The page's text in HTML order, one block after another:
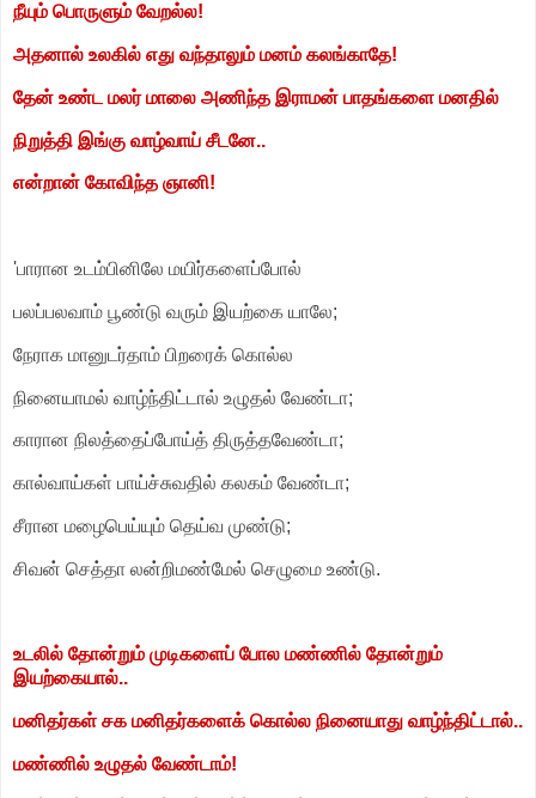
நீயும் பொருளும் வேறல்ல!
அதனால் உலகில் எது வந்தாலும் மனம் கலங்காதே!
தேன் உண்ட மலர் மாலை அணிந்த இராமன் பாதங்களை மனதில்
நிறுத்தி இங்கு வாழ்வாய் சீடனே..
என்றான் கோவிந்த ஞானி!
'பாரான உடம்பினிலே மயிர்களைப்போல்
பலப்பலவாம் பூண்டு வரும் இயற்கை யாலே;
நேராக மானுடர்தாம் பிறரைக் கொல்ல
நினையாமல் வாழ்ந்திட்டால் உழுதல் வேண்டா;
காரான நிலத்தைப்போய்த் திருத்தவேண்டா;
கால்வாய்கள் பாய்ச்சுவதில் கலகம் வேண்டா;
சீரான மழைபெய்யும் தெய்வ முண்டு;
சிவன் செத்தா லன்றிமண்மேல் செழுமை உண்டு.
உடலில் தோன்றும் முடிகளைப் போல மண்ணில் தோன்றும்
இயற்கையால்..
மனிதர்கள் சக மனிதர்களைக் கொல்ல நினையாது வாழ்ந்திட்டால்..
மண்ணில் உழுதல் வேண்டாம்!